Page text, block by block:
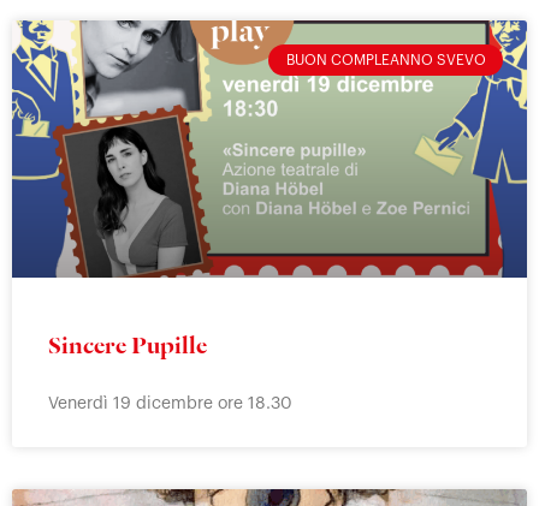
BUON COMPLEANNO SVEVO
Sincere Pupille
Venerdì 19 dicembre ore 18.30